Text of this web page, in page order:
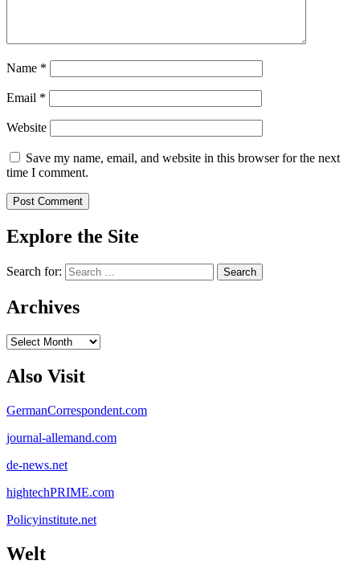
Name *
Email *
Website
Save my name, email, and website in this browser for the next
time I comment.
Explore the Site
Search for:
Archives
Archives
Also Visit
GermanCorrespondent.com
journal-allemand.com
de-news.net
hightechPRIME.com
Policyinstitute.net
Welt